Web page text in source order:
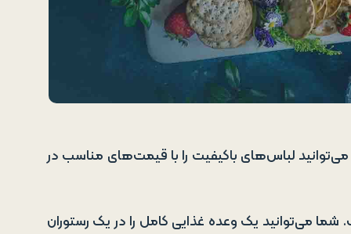
لباس‌های باکیفیت را با قیمت‌های مناسب در
می‌توانید یک وعده غذایی کامل را در یک رستوران